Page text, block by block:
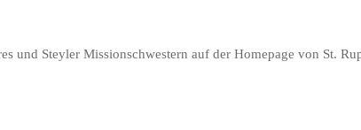
und Steyler Missionschwestern auf der Homepage von St.